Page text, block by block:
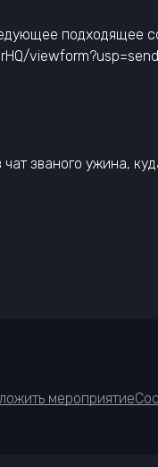
подходящее
званого ужина,
мероприятие